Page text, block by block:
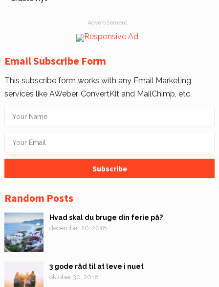
Advertisement
Email Subscribe Form
This subscribe form works with any Email Marketing
services like AWeber, ConvertKit and MailChimp, etc.
Random Posts
Hvad skal du bruge din ferie på?
december 20, 2018
3 gode råd til at leve i nuet
oktober 30, 2018